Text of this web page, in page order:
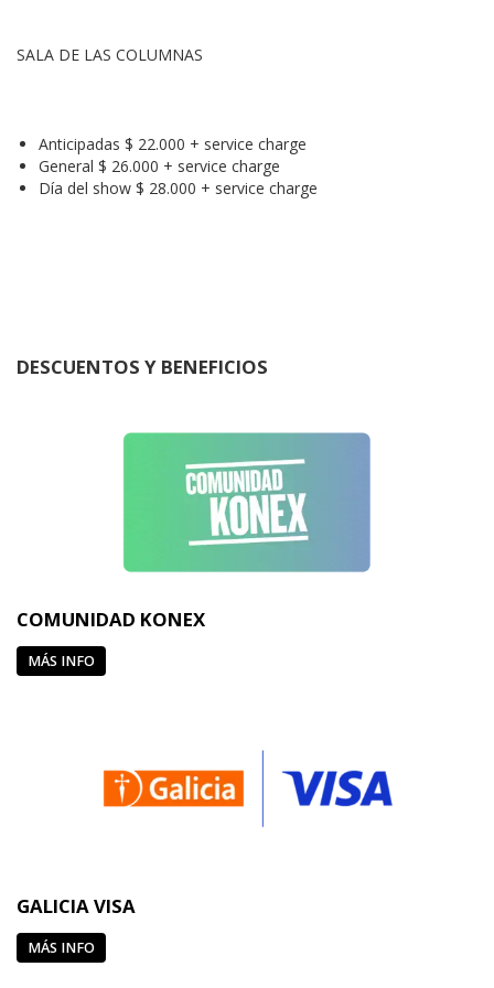
SALA DE LAS COLUMNAS
Anticipadas $ 22.000 + service charge
General $ 26.000 + service charge
Día del show $ 28.000 + service charge
DESCUENTOS Y BENEFICIOS
COMUNIDAD KONEX
MÁS INFO
GALICIA VISA
MÁS INFO